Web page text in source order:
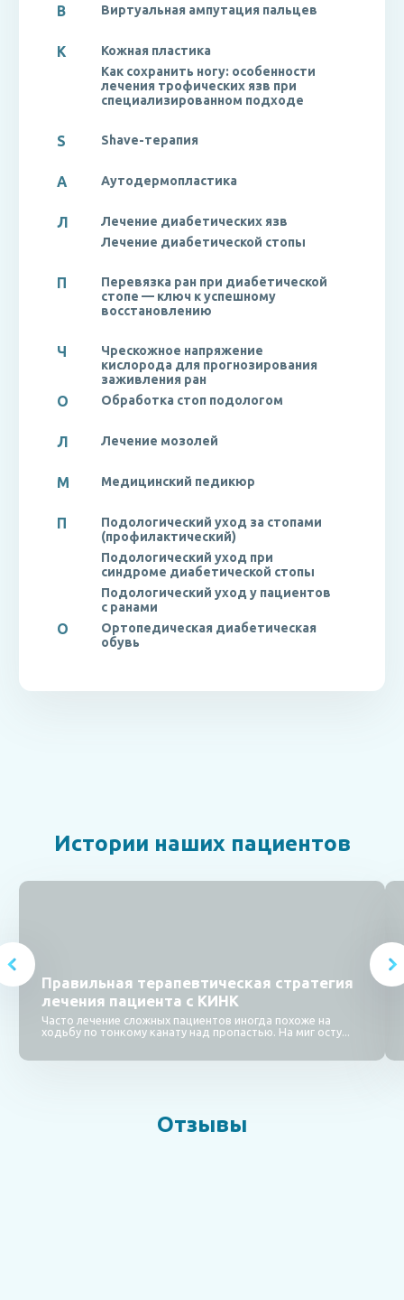
В Виртуальная ампутация пальцев
К
Кожная пластика
Как сохранить ногу: особенности
лечения трофических язв при
специализированном подходе
S Shave-терапия
А Аутодермопластика
Л
Лечение диабетических язв
Лечение диабетической стопы
П
Перевязка ран при диабетической
стопе — ключ к успешному
восстановлению
Ч
Чрескожное напряжение
кислорода для прогнозирования
заживления ран
О Обработка стоп подологом
Л Лечение мозолей
М Медицинский педикюр
П
Подологический уход за стопами
(профилактический)
Подологический уход при
синдроме диабетической стопы
Подологический уход у пациентов
с ранами
О
Ортопедическая диабетическая
обувь
Истории наших пациентов
Правильная терапевтическая стратегия
лечения пациента с КИНК
Часто лечение сложных пациентов иногда похоже на
ходьбу по тонкому канату над пропастью. На миг осту...
Отзывы